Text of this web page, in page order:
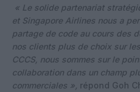
« Le solide partenariat
et Singapore Airlines nous a
partage de code au cours des
nos clients plus de choix sur
CCCS, nous sommes sur le
collaboration dans un champ
commerciales », répond Goh